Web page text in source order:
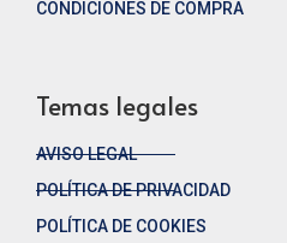
CONDICIONES DE COMPRA
Temas legales
AVISO LEGAL
POLÍTICA DE PRIVACIDAD
POLÍTICA DE COOKIES